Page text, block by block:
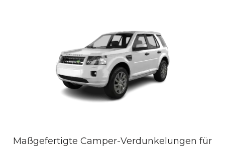
Maßgefertigte Camper-Verdunkelungen für